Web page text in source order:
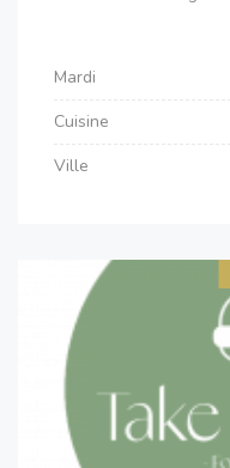
Mardi
Cuisine
Ville